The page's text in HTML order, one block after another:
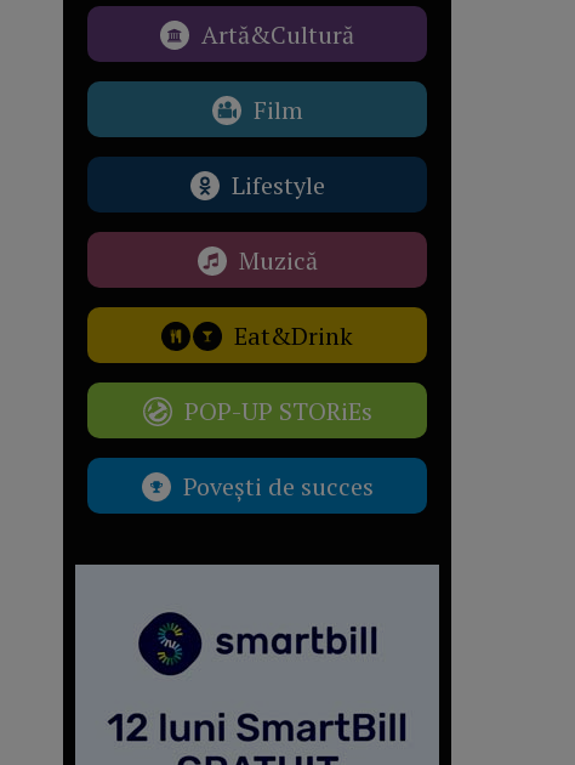
Artă&Cultură
Film
Lifestyle
Muzică
Eat&Drink
POP-UP STORiEs
Povești de succes